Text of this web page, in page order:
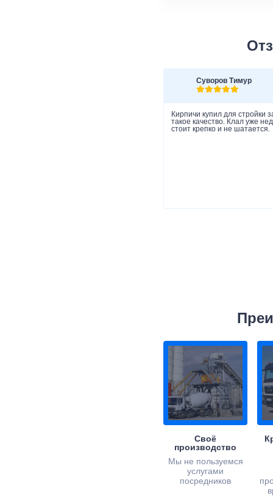
Суворов Тимур
Кирпичи купил для стройки
такое качество. Клал уже
стоит крепко и не шатается.
Своё
производство
Мы не пользуемся
услугами
посредников